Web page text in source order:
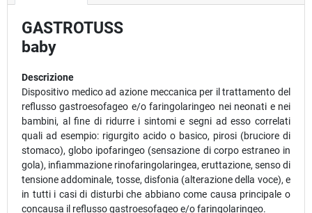
GASTROTUSS
baby
Descrizione
Dispositivo medico ad azione meccanica per il trattamento del
reflusso gastroesofageo e/o faringolaringeo nei neonati e nei
bambini, al fine di ridurre i sintomi e segni ad esso correlati
quali ad esempio: rigurgito acido o basico, pirosi (bruciore di
stomaco), globo ipofaringeo (sensazione di corpo estraneo in
gola), infiammazione rinofaringolaringea, eruttazione, senso di
tensione addominale, tosse, disfonia (alterazione della voce), e
in tutti i casi di disturbi che abbiano come causa principale o
concausa il reflusso gastroesofageo e/o faringolaringeo.